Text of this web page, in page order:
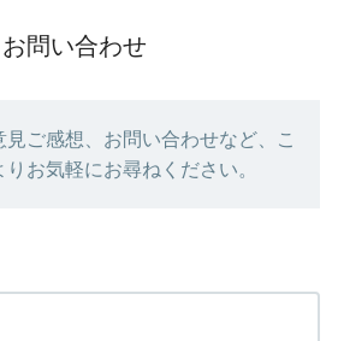
お問い合わせ
ご感想、お問い合わせなど、こ
お気軽にお尋ねください。